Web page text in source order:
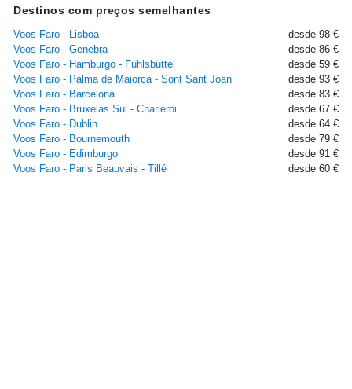
Destinos com preços semelhantes
Voos Faro - Lisboa
desde 98 €
Voos Faro - Genebra
desde 86 €
Voos Faro - Hamburgo - Fühlsbüttel
desde 59 €
Voos Faro - Palma de Maiorca - Sont Sant Joan
desde 93 €
Voos Faro - Barcelona
desde 83 €
Voos Faro - Bruxelas Sul - Charleroi
desde 67 €
Voos Faro - Dublin
desde 64 €
Voos Faro - Bournemouth
desde 79 €
Voos Faro - Edimburgo
desde 91 €
Voos Faro - Paris Beauvais - Tillé
desde 60 €